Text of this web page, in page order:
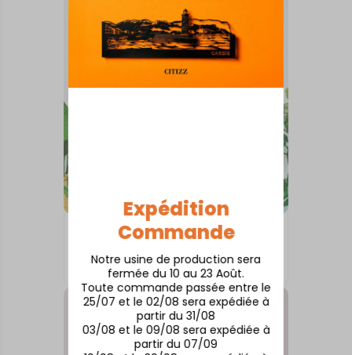
Expédition
Commande
Notre usine de production sera
fermée du 10 au 23 Août.
Toute commande passée entre le
25/07 et le 02/08 sera expédiée à
partir du 31/08
03/08 et le 09/08 sera expédiée à
partir du 07/09
INTERNATIONAL
À partir de50,00€